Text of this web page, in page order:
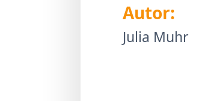
Autor:
Julia Muhr